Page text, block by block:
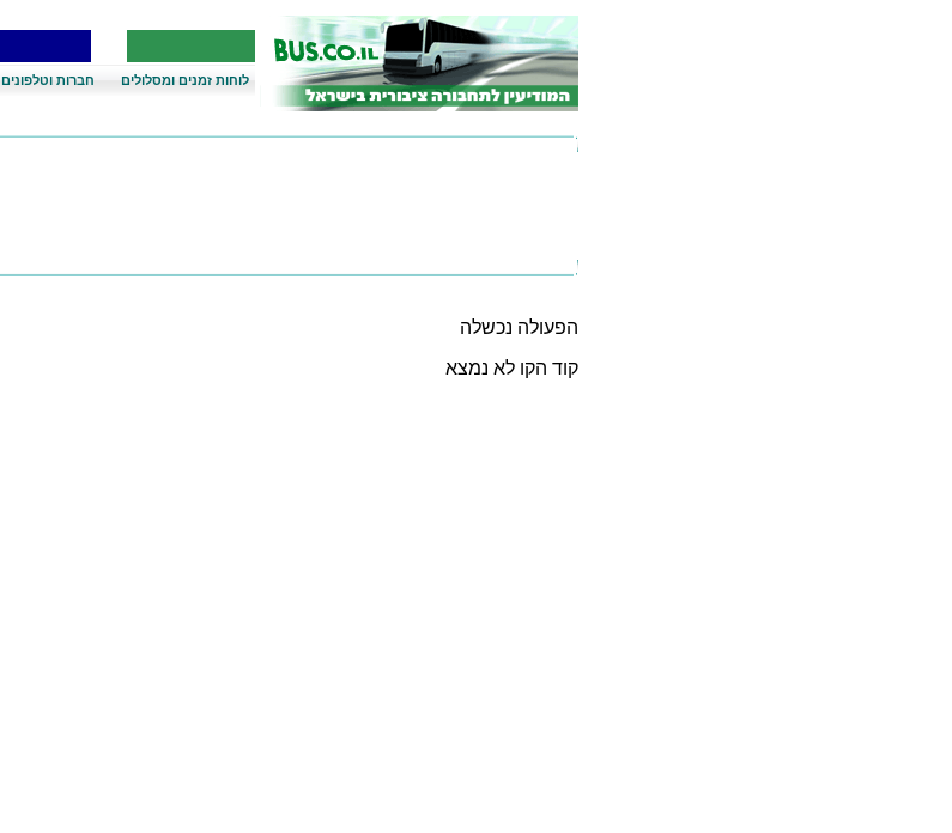
לוחות זמנים ומסלולים חברות וטלפונים
הפעולה נכשלה
קוד הקו לא נמצא